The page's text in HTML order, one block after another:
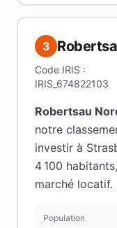
3
Code IRIS :
IRIS_674822103
Robertsau
notre
investir à
4 100 habitants
marché locatif.
Population